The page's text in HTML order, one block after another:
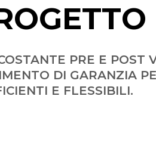
PRE E POST
DI GARANZIA
E FLESSIBILI.